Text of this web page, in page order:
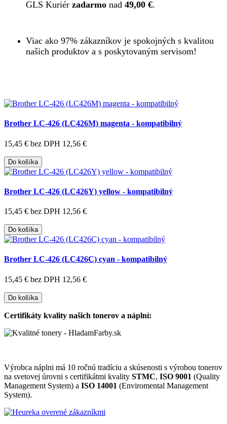
GLS Kuriér zadarmo nad 49,00 €.
Viac ako 97% zákazníkov je spokojných s kvalitou
našich produktov a s poskytovaným servisom!
Brother LC-426 (LC426M) magenta - kompatibilný
15,45 € bez DPH 12,56 €
Do košíka
Brother LC-426 (LC426Y) yellow - kompatibilný
15,45 € bez DPH 12,56 €
Do košíka
Brother LC-426 (LC426C) cyan - kompatibilný
15,45 € bez DPH 12,56 €
Do košíka
Certifikáty kvality našich tonerov a náplní:
Výrobca náplni má 10 ročnú tradíciu a skúsenosti s výrobou tonerov
na svetovej úrovni s certifikátmi kvality STMC, ISO 9001 (Quality
Management System) a ISO 14001 (Enviromental Management
System).